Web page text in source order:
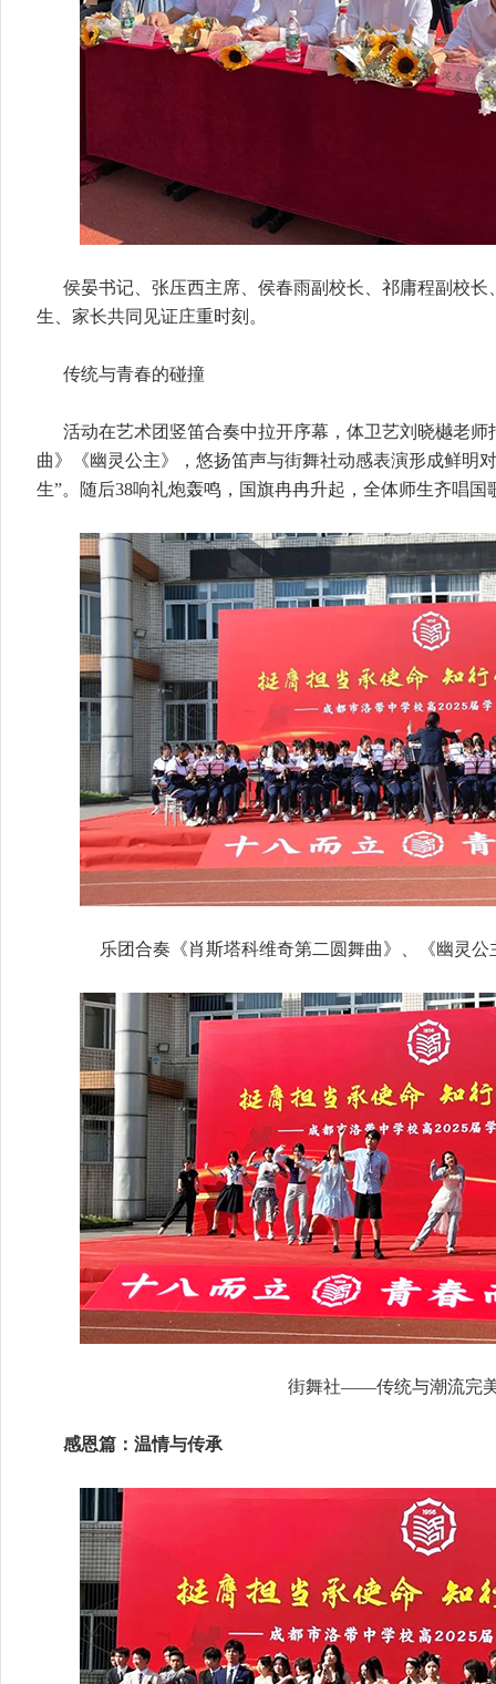
侯晏书记、张压西主席、侯春雨副校长、祁庸程副校
生、家长共同见证庄重时刻。
传统与青春的碰撞
活动在艺术团竖笛合奏中拉开序幕，体卫艺刘晓樾老
曲》《幽灵公主》，悠扬笛声与街舞社动感表演形成鲜明
生”。随后38响礼炮轰鸣，国旗冉冉升起，全体师生齐唱
乐团合奏《肖斯塔科维奇第二圆舞曲》、《幽灵
街舞社——传统与潮流完
感恩篇：温情与传承